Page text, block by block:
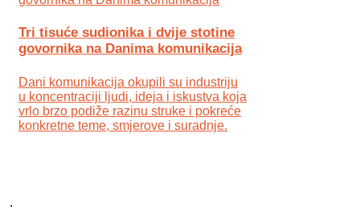
Tri tisuće sudionika i dvije stotine
govornika na Danima komunikacija
Dani komunikacija okupili su industriju
u koncentraciji ljudi, ideja i iskustva koja
vrlo brzo podiže razinu struke i pokreće
konkretne teme, smjerove i suradnje.
.